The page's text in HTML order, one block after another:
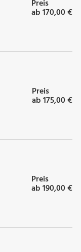
Preis
ab 170,00 €
Preis
ab 175,00 €
Preis
ab 190,00 €